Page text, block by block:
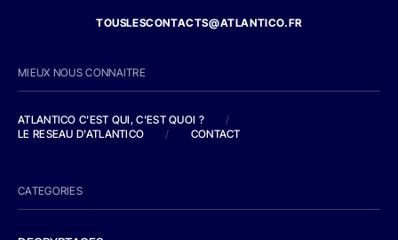
TOUSLESCONTACTS@ATLANTICO.FR
MIEUX NOUS CONNAITRE
ATLANTICO C'EST QUI, C'EST QUOI ?
/
LE RESEAU D'ATLANTICO
/ CONTACT
CATEGORIES